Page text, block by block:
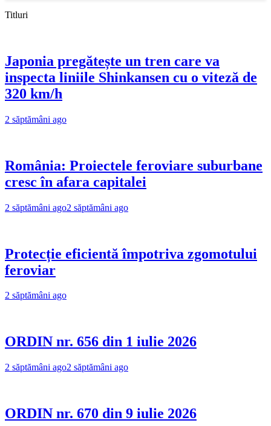
Titluri
Japonia pregătește un tren care va
inspecta liniile Shinkansen cu o viteză de
320 km/h
2 săptămâni ago
România: Proiectele feroviare suburbane
cresc în afara capitalei
2 săptămâni ago2 săptămâni ago
Protecție eficientă împotriva zgomotului
feroviar
2 săptămâni ago
ORDIN nr. 656 din 1 iulie 2026
2 săptămâni ago2 săptămâni ago
ORDIN nr. 670 din 9 iulie 2026